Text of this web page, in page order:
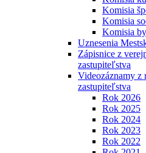
Komisia
Komisia
Komisia
Uznesenia
Zápisnice z
zastupiteľstva
Videozáznamy z
zastupiteľstva
Rok 2026
Rok 2025
Rok 2024
Rok 2023
Rok 2022